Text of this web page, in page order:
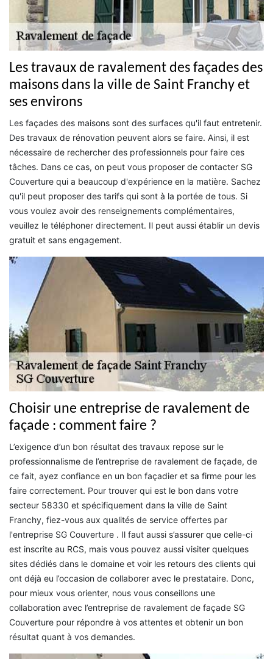
Les travaux de ravalement des façades des
maisons dans la ville de Saint Franchy et
ses environs
Les façades des maisons sont des surfaces qu'il faut entretenir.
Des travaux de rénovation peuvent alors se faire. Ainsi, il est
nécessaire de rechercher des professionnels pour faire ces
tâches. Dans ce cas, on peut vous proposer de contacter SG
Couverture qui a beaucoup d'expérience en la matière. Sachez
qu'il peut proposer des tarifs qui sont à la portée de tous. Si
vous voulez avoir des renseignements complémentaires,
veuillez le téléphoner directement. Il peut aussi établir un devis
gratuit et sans engagement.
Choisir une entreprise de ravalement de
façade : comment faire ?
L’exigence d’un bon résultat des travaux repose sur le
professionnalisme de l’entreprise de ravalement de façade, de
ce fait, ayez confiance en un bon façadier et sa firme pour les
faire correctement. Pour trouver qui est le bon dans votre
secteur 58330 et spécifiquement dans la ville de Saint
Franchy, fiez-vous aux qualités de service offertes par
l'entreprise SG Couverture . Il faut aussi s’assurer que celle-ci
est inscrite au RCS, mais vous pouvez aussi visiter quelques
sites dédiés dans le domaine et voir les retours des clients qui
ont déjà eu l’occasion de collaborer avec le prestataire. Donc,
pour mieux vous orienter, nous vous conseillons une
collaboration avec l’entreprise de ravalement de façade SG
Couverture pour répondre à vos attentes et obtenir un bon
résultat quant à vos demandes.